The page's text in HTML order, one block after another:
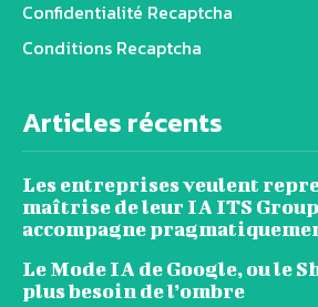
Confidentialité Recaptcha
Conditions Recaptcha
Articles récents
Les entreprises veulent
maîtrise de leur IA ITS
accompagne
Le Mode IA de Google, ou le
plus besoin de l’ombre